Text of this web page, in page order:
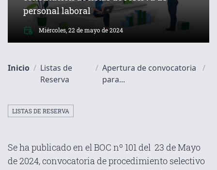
personal laboral
Miércoles, 22 de mayo de 2024
Inicio / Listas de
Reserva
/ Apertura de convocatoria
para...
/
LISTAS DE RESERVA
Se ha publicado en el BOC nº 101 del 23 de Mayo
de 2024, convocatoria de procedimiento selectivo